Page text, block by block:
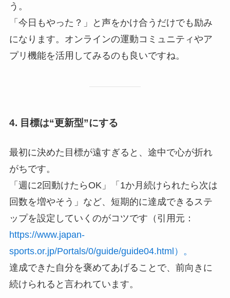
う。
「今日もやった？」と声をかけ合うだけでも励み
になります。オンラインの運動コミュニティやア
プリ機能を活用してみるのも良いですね。
4. 目標は“更新型”にする
最初に決めた目標が遠すぎると、途中で心が折れ
がちです。
「週に2回動けたらOK」「1か月続けられたら次は
回数を増やそう」など、短期的に達成できるステ
ップを設定していくのがコツです（引用元：
https://www.japan-
sports.or.jp/Portals/0/guide/guide04.html）。
達成できた自分を褒めてあげることで、前向きに
続けられると言われています。